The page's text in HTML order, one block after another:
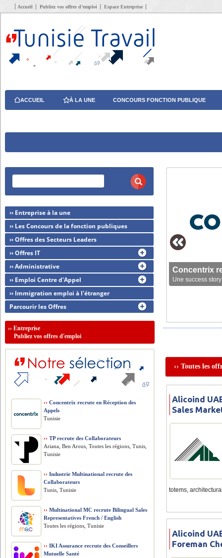
Accueil Publiez vos offres d’emploi Espace Entreprise
ACCUEIL À LA UNE CONCOURS FONCTION PUBLIQUE
Concentrix
Une success
›› Toutes les
Alicoind
Sales
totems,
Alicoind
Foreman
›› Entreprise à la une
›› Les Concours de la fonction publiques
›› Offres des Secteurs Leaders
›› Offres IT
›› Administrative
›› Emploi Centre d'Appel
›› Immigration emploi à l'étranger
Parcourir les Offres
››Entreprise
Publiez vos offres d'emploi
›› Concentrix recrute en Réception des
Appels
Tunisie
›› TP recrute des Collaborateurs
Ariana, Ben Arous, Toutes les régions, Tunis,
Tunisie
›› Industrie Multinational recrute des
Collaborateurs
Tunis, Tunisie
›› Multinational MC recrute Bilingual Sales
Representatives French / English
Toutes les régions, Tunisie
›› IKI Assurance recrute des Conseillers
Mutuelle Santé